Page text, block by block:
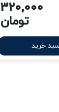
320,000
تومان
خرید